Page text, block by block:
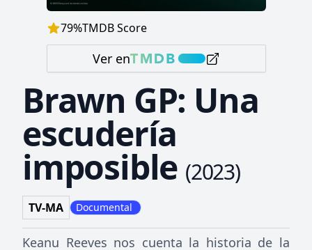
79%TMDB Score
Ver en
Brawn GP: Una
escudería
imposible (2023)
TV-MA Documental
Keanu Reeves nos cuenta la historia de la